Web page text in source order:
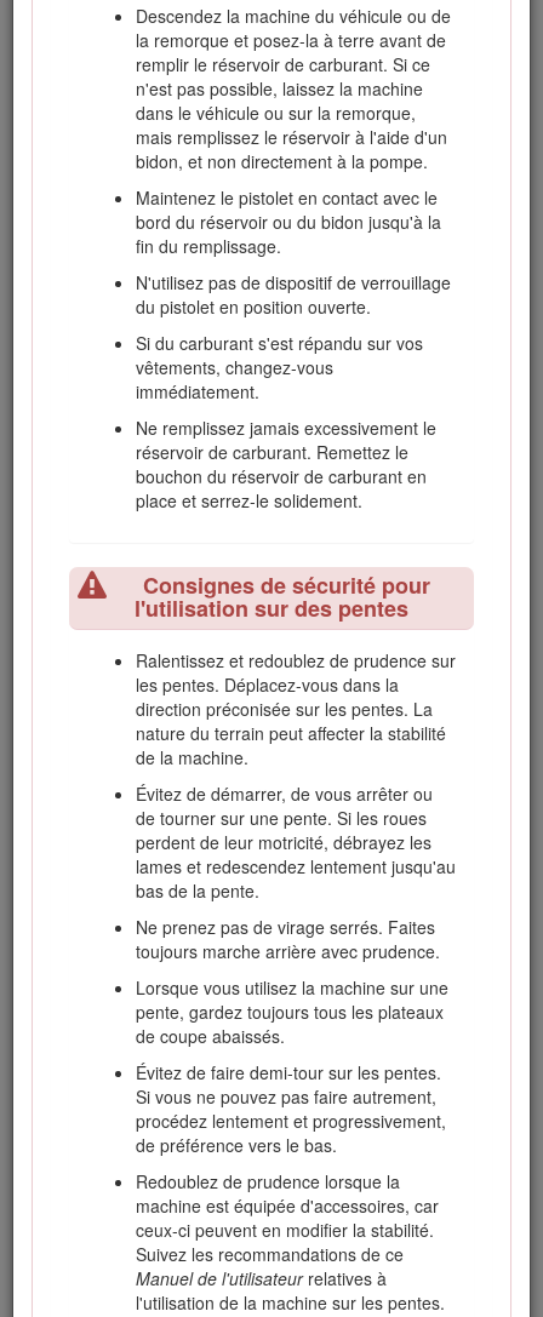
Descendez la machine du véhicule ou de
la remorque et posez-la à terre avant de
remplir le réservoir de carburant. Si ce
n'est pas possible, laissez la machine
dans le véhicule ou sur la remorque,
mais remplissez le réservoir à l'aide d'un
bidon, et non directement à la pompe.
Maintenez le pistolet en contact avec le
bord du réservoir ou du bidon jusqu'à la
fin du remplissage.
N'utilisez pas de dispositif de verrouillage
du pistolet en position ouverte.
Si du carburant s'est répandu sur vos
vêtements, changez-vous
immédiatement.
Ne remplissez jamais excessivement le
réservoir de carburant. Remettez le
bouchon du réservoir de carburant en
place et serrez-le solidement.
Consignes de sécurité pour
l'utilisation sur des pentes
Ralentissez et redoublez de prudence sur
les pentes. Déplacez-vous dans la
direction préconisée sur les pentes. La
nature du terrain peut affecter la stabilité
de la machine.
Évitez de démarrer, de vous arrêter ou
de tourner sur une pente. Si les roues
perdent de leur motricité, débrayez les
lames et redescendez lentement jusqu'au
bas de la pente.
Ne prenez pas de virage serrés. Faites
toujours marche arrière avec prudence.
Lorsque vous utilisez la machine sur une
pente, gardez toujours tous les plateaux
de coupe abaissés.
Évitez de faire demi-tour sur les pentes.
Si vous ne pouvez pas faire autrement,
procédez lentement et progressivement,
de préférence vers le bas.
Redoublez de prudence lorsque la
machine est équipée d'accessoires, car
ceux-ci peuvent en modifier la stabilité.
Suivez les recommandations de ce
Manuel de l'utilisateurrelatives à
l'utilisation de la machine sur les pentes.
Lorsque la machine roule sur la voie
publique, vous devez allumer les clignotants
de signalisation, si la machine en est
équipée, sauf si leur utilisation est interdite
par la loi.
Système de protection
antiretournement (ROPS) – Utilisation
et entretien
Le système ROPS est un dispositif de
sécurité intégré. Attachez toujours la ceinture
de sécurité quand vous conduisez la
machine.
Apprenez à détacher rapidement la ceinture
de sécurité en cas d'urgence.
Contrôlez la surface que vous allez tondre.
Vérifiez précisément la hauteur libre avant de
portes, câbles électriques, etc.) et évitez de
le toucher.
Maintenez le système ROPS en bon état de
marche en vérifiant minutieusement et
régulièrement son état et en gardant toutes
les fixations bien serrées.
Remplacez le système ROPS s'il est
endommagé. Ne le réparez pas et ne le
révisez pas.
Ne déposez pas le système ROPS.
Toute modification du système ROPS doit
être agréée par le fabricant.
Consignes de sécurité pour la
manipulation des carburants
Pour éviter de vous blesser ou de causer
des dommages matériels, manipulez
l'essence avec une extrême prudence. Le
carburant est extrêmement inflammable et
ses vapeurs sont explosives.
Éteignez cigarettes, cigares, pipes et autres
sources d'étincelles.
Utilisez exclusivement un bidon à carburant
homologué.
N'enlevez jamais le bouchon du réservoir de